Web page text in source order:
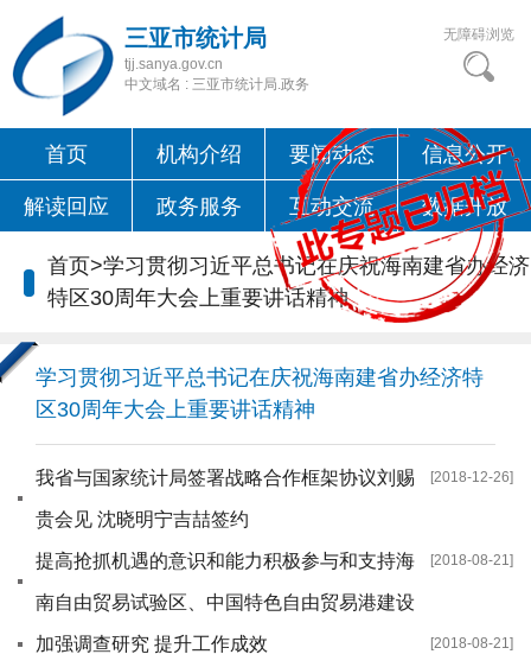
三亚市统计局
tjj.sanya.gov.cn
中文域名 : 三亚市统计局.政务
无障碍浏览
首页 机构介绍 要闻动态 信息公开
解读回应 政务服务 互动交流 数据开放
首页>学习贯彻习近平总书记在庆祝海南建省办经济
特区30周年大会上重要讲话精神
学习贯彻习近平总书记在庆祝海南建省办经济特
区30周年大会上重要讲话精神
[2018-12-26]
我省与国家统计局签署战略合作框架协议刘赐
贵会见 沈晓明宁吉喆签约
[2018-08-21]
提高抢抓机遇的意识和能力积极参与和支持海
南自由贸易试验区、中国特色自由贸易港建设
[2018-08-21]
加强调查研究 提升工作成效